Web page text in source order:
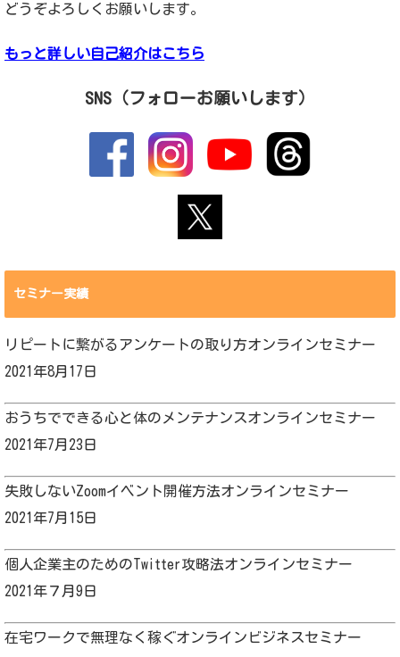
どうぞよろしくお願いします。
もっと詳しい自己紹介はこちら
SNS（フォローお願いします）
セミナー実績
リピートに繋がるアンケートの取り方オンラインセミナー
2021年8月17日
おうちでできる心と体のメンテナンスオンラインセミナー
2021年7月23日
失敗しないZoomイベント開催方法オンラインセミナー
2021年7月15日
個人企業主のためのTwitter攻略法オンラインセミナー
2021年７月9日
在宅ワークで無理なく稼ぐオンラインビジネスセミナー